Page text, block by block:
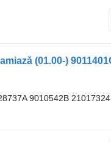
9010542B 21017324